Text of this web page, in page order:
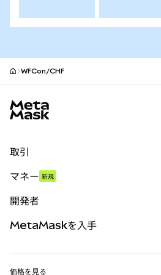
WFCon/CHF
取引
パーペチュアル
RWA
マネー 新規
開発者
MetaMaskを入手
価格を見る